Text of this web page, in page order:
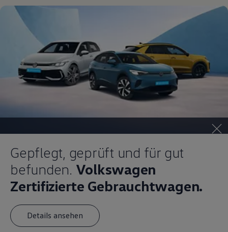
Magazin
Elektromobilität
Volkswagen R
Pannen- und Unfallhilfe
Volkswagen Kundenbetreuung
Gepflegt, geprüft und für gut
befunden. Volkswagen
Zertifizierte Gebrauchtwagen.
Details ansehen